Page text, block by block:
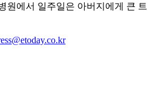
원에서 일주일은 아버지에게 큰 트